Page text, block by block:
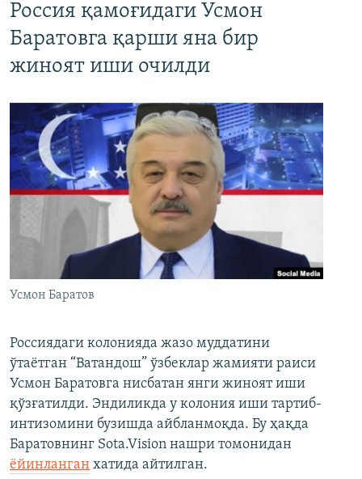
Россия қамоғидаги Усмон
Баратовга қарши яна бир
жиноят иши очилди
Усмон Баратов
Россиядаги колонияда жазо муддатини
ўтаётган “Ватандош” ўзбеклар жамияти раиси
Усмон Баратовга нисбатан янги жиноят иши
қўзғатилди. Эндиликда у колония иши тартиб-
интизомини бузишда айбланмоқда. Бу ҳақда
Баратовнинг Sota.Vision нашри томонидан
ёйинланган хатида айтилган.